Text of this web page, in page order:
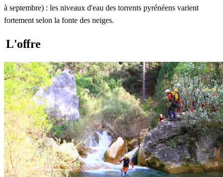
à septembre) : les niveaux d'eau des torrents pyrénéens varient
fortement selon la fonte des neiges.
L'offre